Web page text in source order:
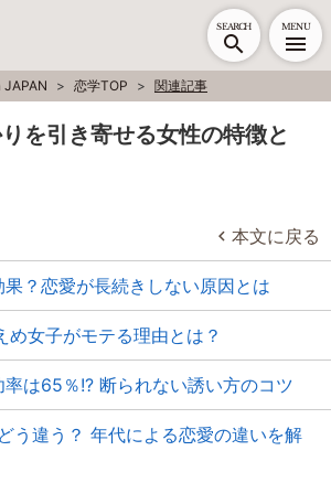
SEARCH MENU
恋学TOP 関連記事
を引き寄せる女性の特徴と
本文に戻る
？恋愛が長続きしない原因とは
め女子がモテる理由とは？
は65％!? 断られない誘い方のコツ
う違う？ 年代による恋愛の違いを解